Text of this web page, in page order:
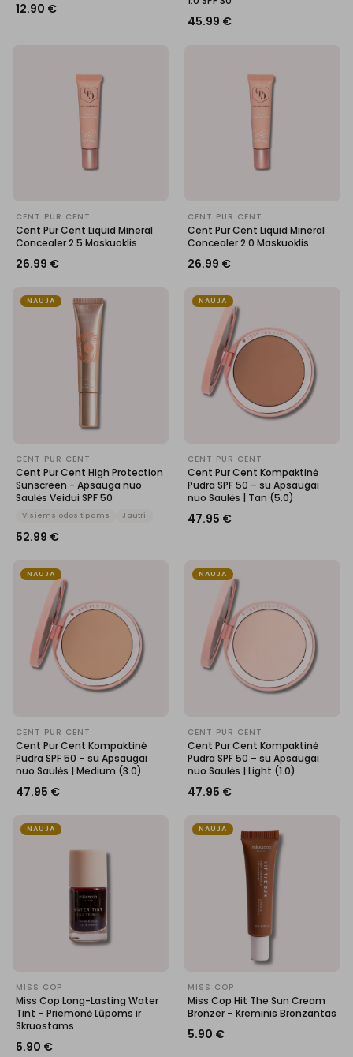
12.90 €
45.99 €
CENT PUR CENT
Cent Pur Cent Liquid Mineral
Concealer 2.5 Maskuoklis
26.99 €
CENT PUR CENT
Cent Pur Cent Liquid Mineral
Concealer 2.0 Maskuoklis
26.99 €
NAUJA
CENT PUR CENT
Cent Pur Cent High Protection
Sunscreen - Apsauga nuo
Saulės Veidui SPF 50
Visiems odos tipams Jautri
52.99 €
NAUJA
CENT PUR CENT
Cent Pur Cent Kompaktinė
Pudra SPF 50 – su Apsaugai
nuo Saulės | Tan (5.0)
47.95 €
NAUJA
CENT PUR CENT
Cent Pur Cent Kompaktinė
Pudra SPF 50 – su Apsaugai
nuo Saulės | Medium (3.0)
47.95 €
NAUJA
CENT PUR CENT
Cent Pur Cent Kompaktinė
Pudra SPF 50 – su Apsaugai
nuo Saulės | Light (1.0)
47.95 €
NAUJA
MISS COP
Miss Cop Long-Lasting Water
Tint – Priemonė Lūpoms ir
Skruostams
5.90 €
NAUJA
MISS COP
Miss Cop Hit The Sun Cream
Bronzer – Kreminis Bronzantas
5.90 €